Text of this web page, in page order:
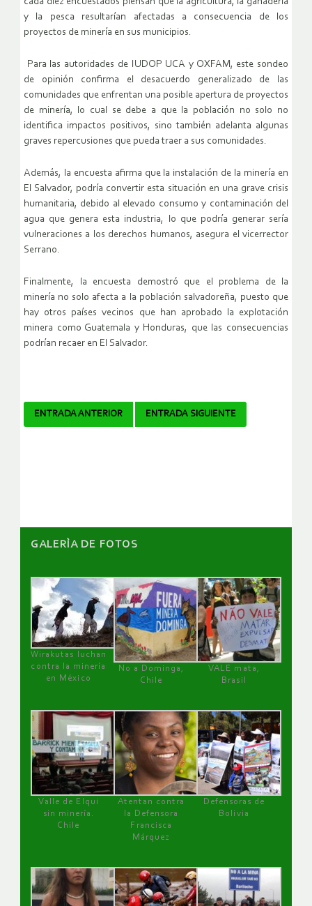
y la pesca resultarían afectadas a consecuencia de los
proyectos de minería en sus municipios.
Para las autoridades de IUDOP UCA y OXFAM, este sondeo
de opinión confirma el desacuerdo generalizado de las
comunidades que enfrentan una posible apertura de proyectos
de minería, lo cual se debe a que la población no solo no
identifica impactos positivos, sino también adelanta algunas
graves repercusiones que pueda traer a sus comunidades.
Además, la encuesta afirma que la instalación de la minería en
El Salvador, podría convertir esta situación en una grave crisis
humanitaria, debido al elevado consumo y contaminación del
agua que genera esta industria, lo que podría generar sería
vulneraciones a los derechos humanos, asegura el vicerrector
Serrano.
Finalmente, la encuesta demostró que el problema de la
minería no solo afecta a la población salvadoreña, puesto que
hay otros países vecinos que han aprobado la explotación
minera como Guatemala y Honduras, que las consecuencias
podrían recaer en El Salvador.
Navegador
ENTRADA ANTERIOR ENTRADA SIGUIENTE
GALERÌA DE FOTOS
Wirakutas luchan
contra la minería
en México
No a Dominga,
Chile
VALE mata,
Brasil
Valle de Elqui
sin minería.
Chile
Atentan contra
la Defensora
Francisca
Márquez
Defensoras de
Bolivia